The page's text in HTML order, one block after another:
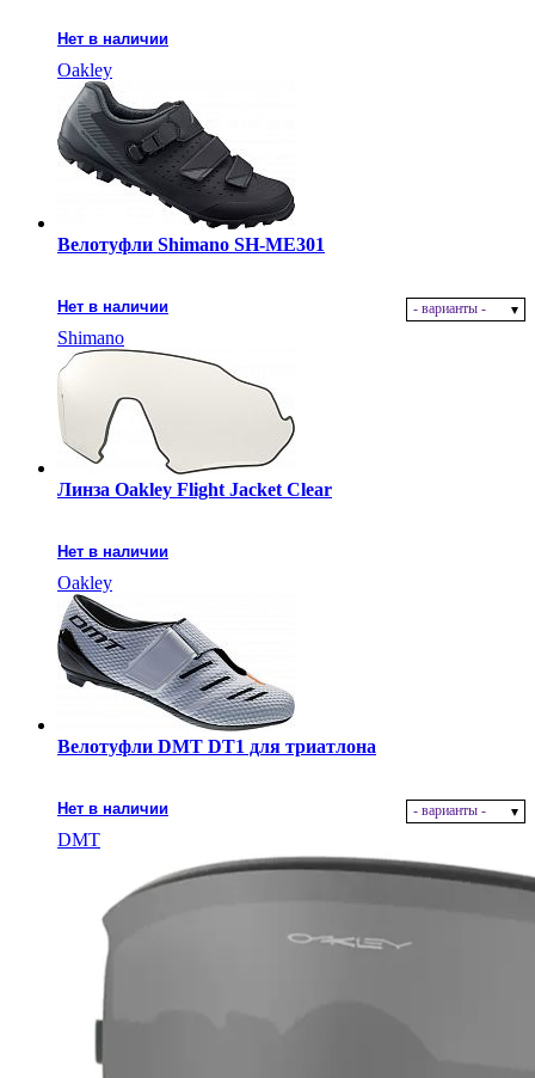
Нет в наличии
Oakley
Велотуфли Shimano SH-ME301
Нет в наличии - варианты -
Shimano
Линза Oakley Flight Jacket Clear
Нет в наличии
Oakley
Велотуфли DMT DT1 для триатлона
Нет в наличии - варианты -
DMT